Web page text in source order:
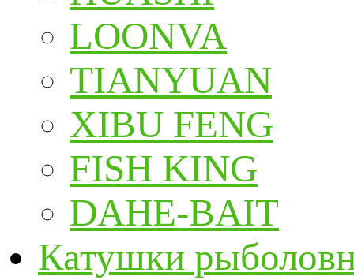
LOONVA
TIANYUAN
XIBU FENG
FISH KING
DAHE-BAIT
Катушки